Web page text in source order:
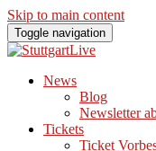
Skip to main content
Toggle navigation
News
Blog
Newsletter
Tickets
Ticket